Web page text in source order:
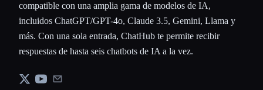
compatible con una amplia gama de modelos de IA,
incluidos ChatGPT/GPT-4o, Claude 3.5, Gemini, Llama y
más. Con una sola entrada, ChatHub te permite recibir
respuestas de hasta seis chatbots de IA a la vez.